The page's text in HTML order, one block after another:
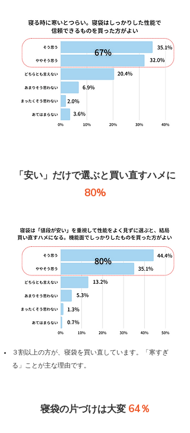
​「安い」だけで選ぶと買い直すハメに
80%
​３割以上の方が、寝袋を買い直しています。「寒すぎ
る」ことが主な理由です。
寝袋の片づけは大変 64％